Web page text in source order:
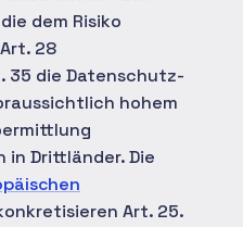
dem Risiko
28
35 die Datenschutz-
hohem
in Drittländer. Die
Art. 25.